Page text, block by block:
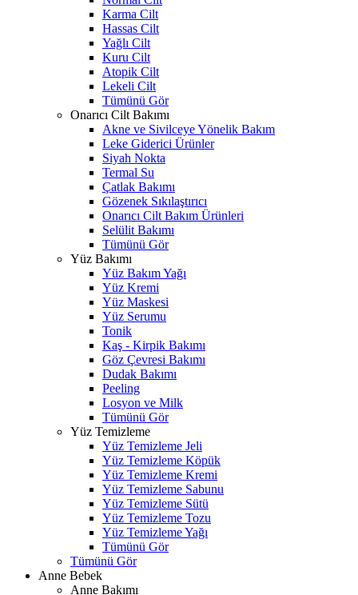
Karma Cilt
Hassas Cilt
Yağlı Cilt
Kuru Cilt
Atopik Cilt
Lekeli Cilt
Tümünü Gör
Onarıcı Cilt Bakımı
Akne ve Sivilceye Yönelik Bakım
Leke Giderici Ürünler
Siyah Nokta
Termal Su
Çatlak Bakımı
Gözenek Sıkılaştırıcı
Onarıcı Cilt Bakım Ürünleri
Selülit Bakımı
Tümünü Gör
Yüz Bakımı
Yüz Bakım Yağı
Yüz Kremi
Yüz Maskesi
Yüz Serumu
Tonik
Kaş - Kirpik Bakımı
Göz Çevresi Bakımı
Dudak Bakımı
Peeling
Losyon ve Milk
Tümünü Gör
Yüz Temizleme
Yüz Temizleme Jeli
Yüz Temizleme Köpük
Yüz Temizleme Kremi
Yüz Temizleme Sabunu
Yüz Temizleme Sütü
Yüz Temizleme Tozu
Yüz Temizleme Yağı
Tümünü Gör
Tümünü Gör
Anne Bebek
Anne Bakımı